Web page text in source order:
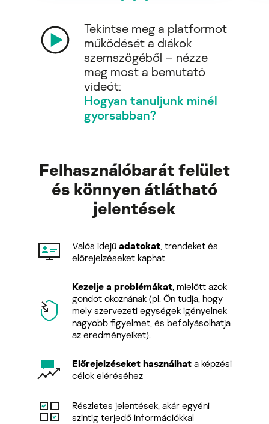
Tekintse meg a platformot
működését a diákok
szemszögéből – nézze
meg most a bemutató
videót:
Hogyan tanuljunk minél
gyorsabban?
Felhasználóbarát felület
és könnyen átlátható
jelentések
Valós idejű adatokat , trendeket és
előrejelzéseket kaphat
Kezelje a problémákat , mielőtt azok
gondot okoznának (pl. Ön tudja, hogy
mely szervezeti egységek igényelnek
nagyobb figyelmet, és befolyásolhatja
az eredményeiket).
Előrejelzéseket használhat a képzési
célok eléréséhez
Részletes jelentések, akár egyéni
szintig terjedő információkkal